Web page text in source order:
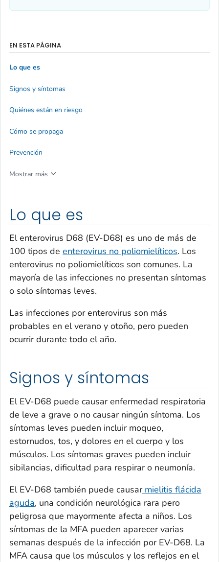
Lo que es
El enterovirus D68 (EV-D68) es uno de más de
100 tipos de enterovirus no poliomielíticos. Los
enterovirus no poliomielíticos son comunes. La
mayoría de las infecciones no presentan síntomas
o solo síntomas leves.
Las infecciones por enterovirus son más
probables en el verano y otoño, pero pueden
ocurrir durante todo el año.
Signos y síntomas
El EV-D68 puede causar enfermedad respiratoria
de leve a grave o no causar ningún síntoma. Los
síntomas leves pueden incluir moqueo,
estornudos, tos, y dolores en el cuerpo y los
músculos. Los síntomas graves pueden incluir
sibilancias, dificultad para respirar o neumonía.
El EV-D68 también puede causarmielitis flácida
aguda, una condición neurológica rara pero
peligrosa que mayormente afecta a niños. Los
síntomas de la MFA pueden aparecer varias
semanas después de la infección por EV-D68. La
MFA causa que los músculos y los reflejos en el
EN ESTA PÁGINA
Lo que es
Signos y síntomas
Quiénes están en riesgo
Cómo se propaga
Prevención
Mostrar más